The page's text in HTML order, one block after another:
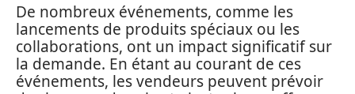
De nombreux événements, comme les
lancements de produits spéciaux ou les
collaborations, ont un impact significatif sur
la demande. En étant au courant de ces
événements, les vendeurs peuvent prévoir